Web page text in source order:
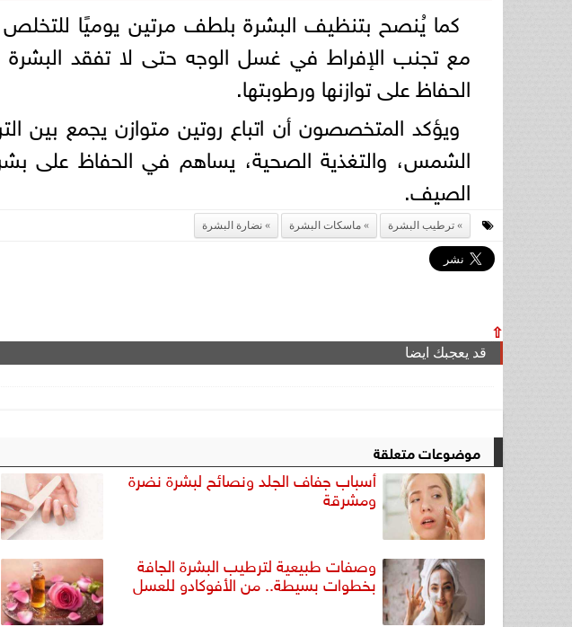
كما يُنصح بتنظيف البشرة بلطف مرتين يوميًا للتخلص
مع تجنب الإفراط في غسل الوجه حتى لا تفقد البشرة
الحفاظ على توازنها ورطوبتها.
ويؤكد المتخصصون أن اتباع روتين متوازن يجمع بين
الشمس، والتغذية الصحية، يساهم في الحفاظ
الصيف.
ترطيب البشرة ماسكات البشرة نضارة البشرة
⇧
قد يعجبك ايضا
موضوعات متعلقة
أسباب جفاف الجلد ونصائح لبشرة نضرة
ومشرقة
وصفات طبيعية لترطيب البشرة الجافة
بخطوات بسيطة.. من الأفوكادو للعسل